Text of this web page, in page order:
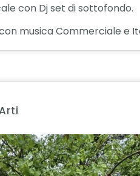
con Dj set di sottofondo.
musica Commerciale e